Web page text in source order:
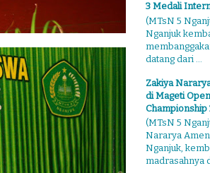
3 Medali
(MTsN 5
Nganjuk
datang dari ...
Zakiya
di Mageti
Championship
(MTsN 5
Nararya
Nganjuk,
madrasahnya